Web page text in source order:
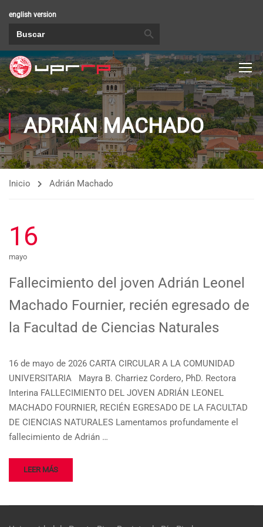
english version
ADRIÁN MACHADO
Inicio Adrián Machado
16
mayo
Fallecimiento del joven Adrián Leonel
Machado Fournier, recién egresado de
la Facultad de Ciencias Naturales
16 de mayo de 2026 CARTA CIRCULAR A LA COMUNIDAD
UNIVERSITARIA Mayra B. Charriez Cordero, PhD. Rectora
Interina FALLECIMIENTO DEL JOVEN ADRIÁN LEONEL
MACHADO FOURNIER, RECIÉN EGRESADO DE LA FACULTAD
DE CIENCIAS NATURALES Lamentamos profundamente el
fallecimiento de Adrián …
LEER MÁS